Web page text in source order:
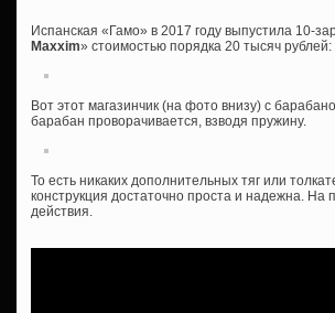
Испанская «Гамо» в 2017 году выпустила 10-
Maxxim» стоимостью порядка 20 тысяч рублей:
Вот этот магазинчик (на фото внизу) с
барабан проворачивается, взводя пружину.
То есть никаких дополнительных тяг или
конструкция достаточно проста и надежна.
действия.